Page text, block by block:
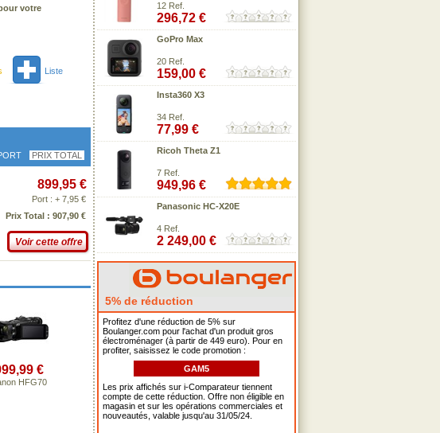
votre
Liste
PRIX TOTAL
899,95 €
Port : + 7,95 €
Prix Total : 907,90 €
Voir cette offre
€
HFG70
12 Ref.
296,72 €
GoPro Max
20 Ref.
159,00 €
Insta360 X3
34 Ref.
77,99 €
Ricoh Theta Z1
7 Ref.
949,96 €
Panasonic HC-X20E
4 Ref.
2 249,00 €
5% de réduction
Profitez d'une réduction de 5% sur
Boulanger.com pour l'achat d'un produit gros
électroménager (à partir de 449 euro). Pour en
profiter, saisissez le code promotion :
GAM5
Les prix affichés sur i-Comparateur tiennent
compte de cette réduction. Offre non éligible en
magasin et sur les opérations commerciales et
nouveautés, valable jusqu'au 31/05/24.